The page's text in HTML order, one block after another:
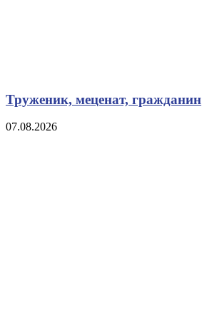
Труженик, меценат, гражданин
07.08.2026